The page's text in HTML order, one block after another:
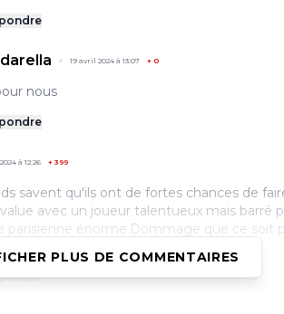
19 avril 2024 à 13:07 + 0
nous
à 12:26 + 399
savent qu'ils ont de fortes chances de
avec un joueur talentueux mais barré
parisienne énorme.Dommage que ce soit
PLUS DE COMMENTAIRES